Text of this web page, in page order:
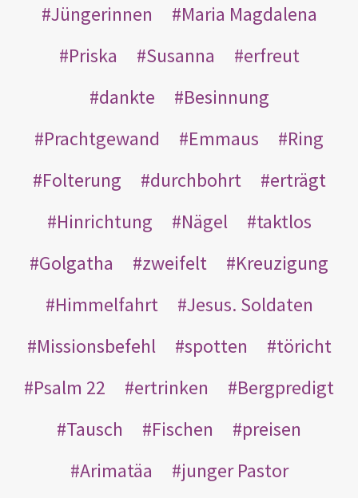
Jüngerinnen
Maria Magdalena
Priska
Susanna
erfreut
dankte
Besinnung
Prachtgewand
Emmaus
Ring
Folterung
durchbohrt
erträgt
Hinrichtung
Nägel
taktlos
Golgatha
zweifelt
Kreuzigung
Himmelfahrt
Jesus. Soldaten
Missionsbefehl
spotten
töricht
Psalm 22
ertrinken
Bergpredigt
Tausch
Fischen
preisen
Arimatäa
junger Pastor